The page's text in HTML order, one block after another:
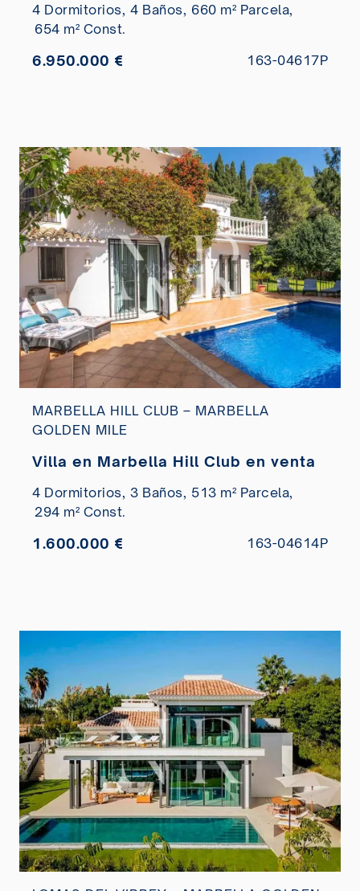
4 Dormitorios, 4 Baños, 660 m² Parcela,
654 m² Const.
6.950.000 € 163-04617P
MARBELLA HILL CLUB – MARBELLA
GOLDEN MILE
Villa en Marbella Hill Club en venta
4 Dormitorios, 3 Baños, 513 m² Parcela,
294 m² Const.
1.600.000 € 163-04614P